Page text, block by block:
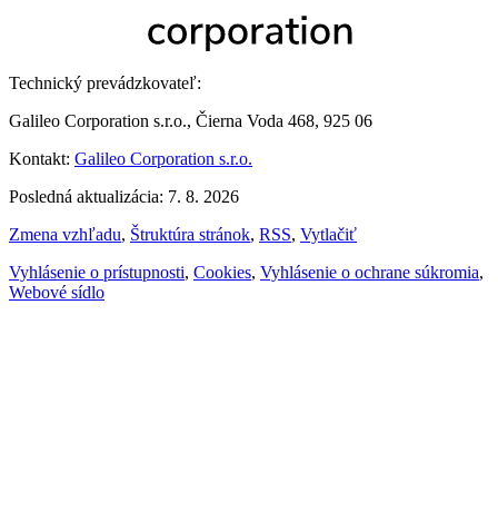
Technický prevádzkovateľ:
Galileo Corporation s.r.o., Čierna Voda 468, 925 06
Kontakt: Galileo Corporation s.r.o.
Posledná aktualizácia: 7. 8. 2026
Zmena vzhľadu, Štruktúra stránok, RSS, Vytlačiť
Vyhlásenie o prístupnosti, Cookies, Vyhlásenie o ochrane súkromia,
Webové sídlo